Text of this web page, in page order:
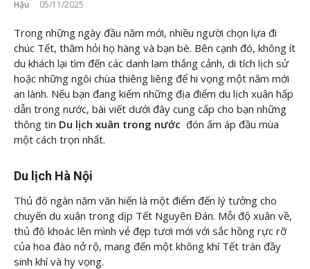
Hậu 05/11/2025
Trong những ngày đầu năm mới, nhiều người chọn lựa đi
chúc Tết, thăm hỏi họ hàng và bạn bè. Bên cạnh đó, không ít
du khách lại tìm đến các danh lam thắng cảnh, di tích lịch sử
hoặc những ngôi chùa thiêng liêng để hi vọng một năm mới
an lành. Nếu bạn đang kiếm những địa điểm du lịch xuân hấp
dẫn trong nước, bài viết dưới đây cung cấp cho bạn những
thông tin Du lịch xuân trong nước đón ấm áp đầu mùa
một cách trọn nhất.
Du lịch Hà Nội
Thủ đô ngàn năm văn hiến là một điểm đến lý tưởng cho
chuyến du xuân trong dịp Tết Nguyên Đán. Mỗi độ xuân về,
thủ đô khoác lên mình vẻ đẹp tươi mới với sắc hồng rực rỡ
của hoa đào nở rộ, mang đến một không khí Tết tràn đầy
sinh khí và hy vọng.